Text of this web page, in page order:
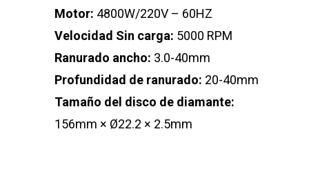
Motor: 4800W/220V – 60HZ
Velocidad Sin carga: 5000 RPM
Ranurado ancho: 3.0-40mm
Profundidad de ranurado: 20-40mm
Tamaño del disco de diamante:
156mm × Ø22.2 × 2.5mm